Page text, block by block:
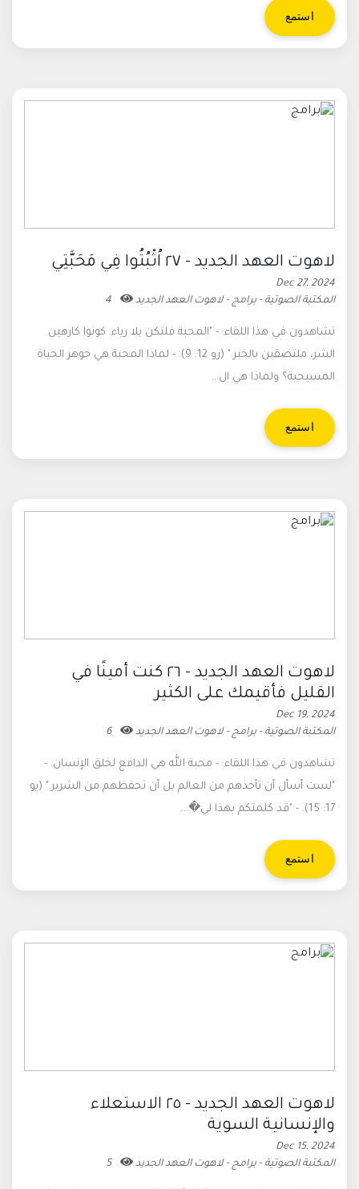
استمع
لاهوت العهد الجديد - ٢٧ اُثْبُتُوا فِي مَحَبَّتِي
Dec 27, 2024
المكتبة الصوتية - برامج - لاهوت العهد الجديد
4
تشاهدون في هذا اللقاء: - "المحبة فلتكن بلا رياء. كونوا كارهين
الشر، ملتصقين بالخير." (رو 12: 9). - لماذا المحبة هي جوهر الحياة
المسيحية؟ ولماذا هي ال...
استمع
لاهوت العهد الجديد - ٢٦ كنت أمينًا في
القليل فأقيمك على الكثير
Dec 19, 2024
المكتبة الصوتية - برامج - لاهوت العهد الجديد
6
تشاهدون في هذا اللقاء: - محبة الله هي الدافع لخلق الإنسان. -
"لست أسأل أن تأخذهم من العالم بل أن تحفظهم من الشرير." (يو
17: 15). - "قد كلمتكم بهذا لي�...
استمع
لاهوت العهد الجديد - ٢٥ الاستعلاء
والإنسانية السوية
Dec 15, 2024
المكتبة الصوتية - برامج - لاهوت العهد الجديد
5